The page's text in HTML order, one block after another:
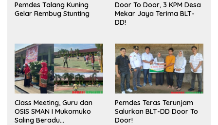
Pemdes Talang Kuning
Gelar Rembug Stunting
Door To Door, 3 KPM Desa
Mekar Jaya Terima BLT-
DD!
Class Meeting, Guru dan
OSIS SMAN I Mukomuko
Saling Beradu
Pemdes Teras Terunjam
Salurkan BLT-DD Door To
Door!